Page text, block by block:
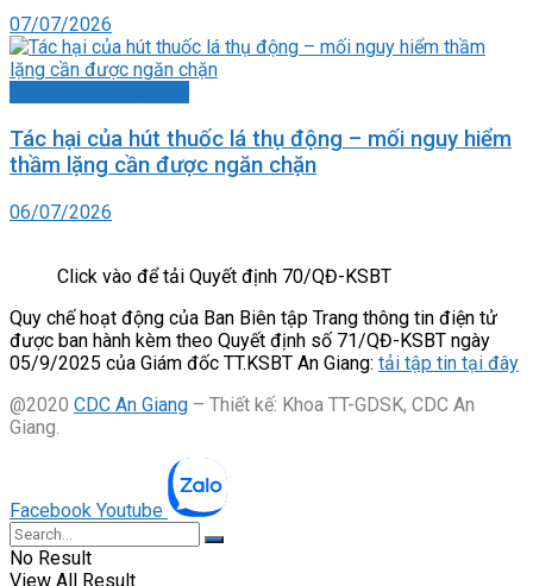
07/07/2026
Tác hại của hút thuốc lá thụ động – mối nguy hiểm
thầm lặng cần được ngăn chặn
06/07/2026
Click vào để tải Quyết định 70/QĐ-KSBT
Quy chế hoạt động của Ban Biên tập Trang thông tin điện tử
được ban hành kèm theo Quyết định số 71/QĐ-KSBT ngày
05/9/2025 của Giám đốc TT.KSBT An Giang: tải tập tin tại đây
@2020 CDC An Giang – Thiết kế: Khoa TT-GDSK, CDC An
Giang.
Facebook Youtube
No Result
View All Result